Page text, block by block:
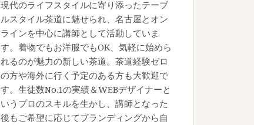
現代のライフスタイルに寄り添ったテーブ
ルスタイル茶道に魅せられ、名古屋とオン
ラインを中心に講師として活動していま
す。着物でもお洋服でもOK、気軽に始めら
れるのが魅力の新しい茶道。茶道経験ゼロ
の方や海外に行く予定のある方も大歓迎で
す。生徒数No.1の実績＆WEBデザイナーと
いうプロのスキルを生かし、講師となった
後もご希望に応じてブランディングから自